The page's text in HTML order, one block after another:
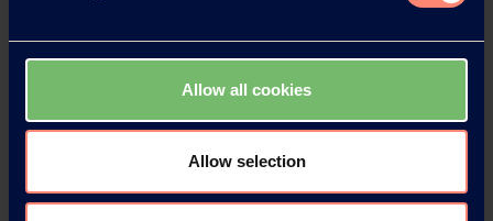
Allow all cookies
Allow selection
News Archive
News Archive 2025